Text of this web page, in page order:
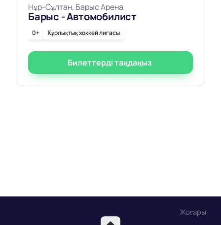
Нұр-Сұлтан, Барыс Арена
Барыс - Автомобилист
0+ Құрлықтық хоккей лигасы
Билеттерді таңдаңыз
Жоғары